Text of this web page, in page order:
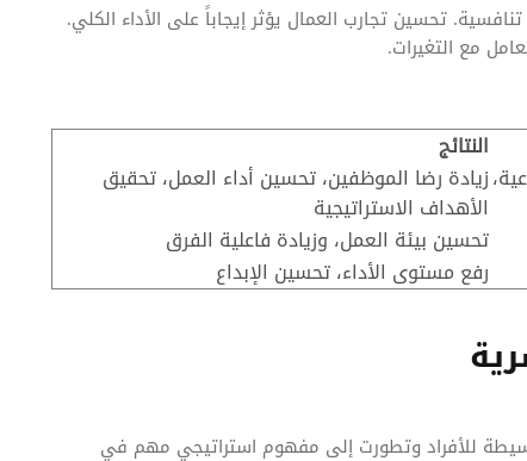
تحسين تجارب العمال يؤثر إيجاباً على الأداء الكلي.
مع التغيرات.
النتائج
زيادة رضا الموظفين، تحسين أداء العمل، تحقيق
الأهداف الاستراتيجية
تحسين بيئة العمل، وزيادة فاعلية الفرق
رفع مستوى الأداء، تحسين الإبداع
بسيطة للأفراد وتطورت إلى مفهوم استراتيجي مهم في